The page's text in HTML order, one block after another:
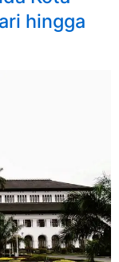
hingga